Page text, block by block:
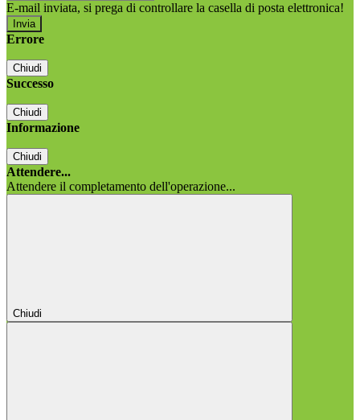
E-mail inviata, si prega di controllare la casella di posta elettronica!
Errore
Chiudi
Successo
Chiudi
Informazione
Chiudi
Attendere...
Attendere il completamento dell'operazione...
Chiudi